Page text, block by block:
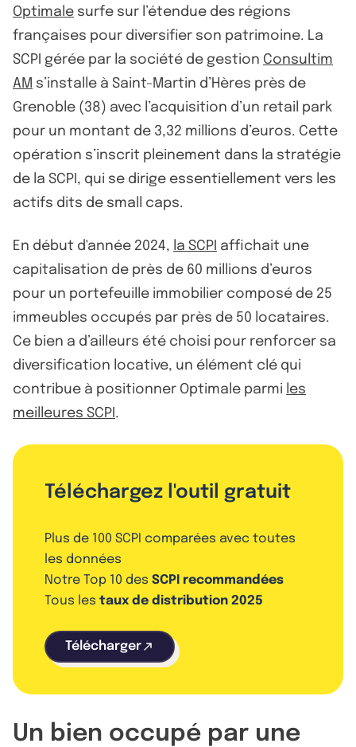
Optimale surfe sur l’étendue des régions
françaises pour diversifier son patrimoine. La
SCPI gérée par la société de gestion Consultim
AM s’installe à Saint-Martin d’Hères près de
Grenoble (38) avec l’acquisition d’un retail park
pour un montant de 3,32 millions d’euros. Cette
opération s’inscrit pleinement dans la stratégie
de la SCPI, qui se dirige essentiellement vers les
actifs dits de small caps.
En début d'année 2024, la SCPI affichait une
capitalisation de près de 60 millions d’euros
pour un portefeuille immobilier composé de 25
immeubles occupés par près de 50 locataires.
Ce bien a d’ailleurs été choisi pour renforcer sa
diversification locative, un élément clé qui
contribue à positionner Optimale parmi les
meilleures SCPI .
Téléchargez l'outil gratuit
Plus de 100 SCPI comparées avec toutes
les données
Notre Top 10 des SCPI recommandées
Tous les taux de distribution 2025
Télécharger
Un bien occupé par une